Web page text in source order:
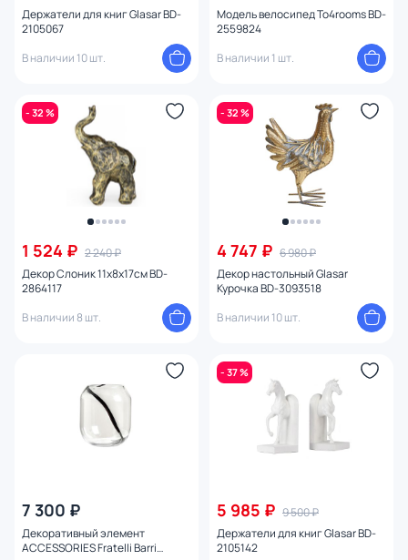
Держатели для книг Glasar BD-
2105067
В наличии 10 шт.
Модель велосипед To4rooms BD-
2559824
В наличии 1 шт.
- 32 %
1 524 ₽ 2 240 ₽
Декор Слоник 11х8х17см BD-
2864117
В наличии 8 шт.
- 32 %
4 747 ₽ 6 980 ₽
Декор настольный Glasar
Курочка BD-3093518
В наличии 10 шт.
7 300 ₽
Декоративный элемент
ACCESSORIES Fratelli Barri
- 37 %
5 985 ₽ 9 500 ₽
Держатели для книг Glasar BD-
2105142